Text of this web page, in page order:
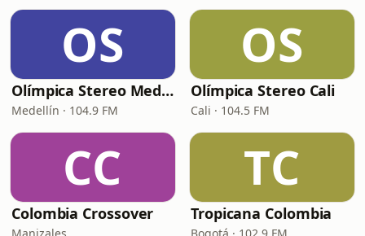
OS
Olímpica Stereo Medellín
Medellín · 104.9 FM
OS
Olímpica Stereo Cali
Cali · 104.5 FM
CC
Colombia Crossover
TC
Tropicana Colombia